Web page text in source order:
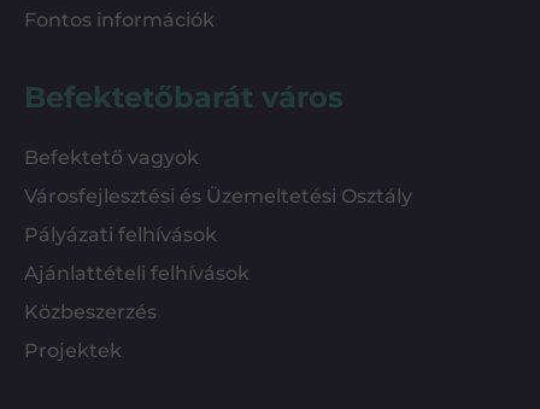
Fontos információk
Befektetőbarát város
Befektető vagyok
Városfejlesztési és Üzemeltetési Osztály
Pályázati felhívások
Ajánlattételi felhívások
Közbeszerzés
Projektek